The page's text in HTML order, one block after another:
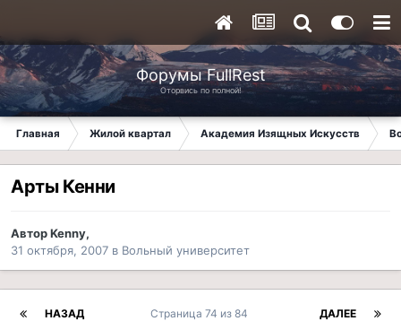
Форумы FullRest
Оторвись по полной!
Главная Жилой квартал Академия Изящных Искусств
Арты Кенни
АвторKenny,
31 октября, 2007 в Вольный университет
НАЗАД ДАЛЕЕ
Страница 74 из 84